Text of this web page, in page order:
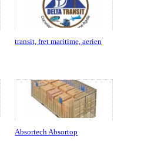
transit, fret maritime, aerien
Absortech Absortop